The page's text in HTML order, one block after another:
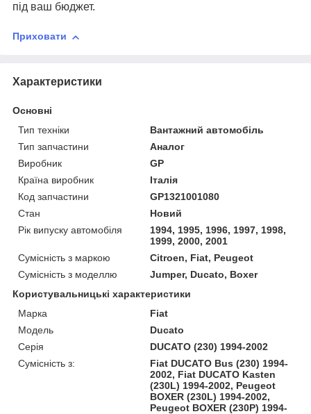
під ваш бюджет.
Приховати
Характеристики
Основні
Тип техніки
Вантажний автомобіль
Тип запчастини
Аналог
Виробник
GP
Країна виробник
Італія
Код запчастини
GP1321001080
Стан
Новий
Рік випуску автомобіля
1994, 1995, 1996, 1997, 1998,
1999, 2000, 2001
Сумісність з маркою
Citroen, Fiat, Peugeot
Сумісність з моделлю
Jumper, Ducato, Boxer
Користувальницькі характеристики
Марка
Fiat
Модель
Ducato
Серія
DUCATO (230) 1994-2002
Сумісність з:
Fiat DUCATO Bus (230) 1994-
2002, Fiat DUCATO Kasten
(230L) 1994-2002, Peugeot
BOXER (230L) 1994-2002,
Peugeot BOXER (230P) 1994-